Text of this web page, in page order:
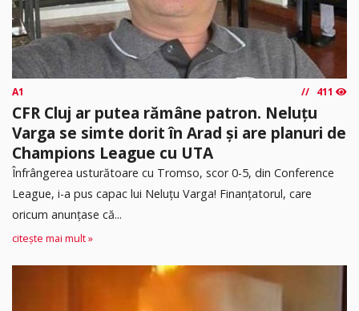
A1 411
CFR Cluj ar putea rămâne patron. Neluțu
Varga se simte dorit în Arad și are planuri de
Champions League cu UTA
Înfrângerea usturătoare cu Tromso, scor 0-5, din Conference
League, i-a pus capac lui Neluțu Varga! Finanțatorul, care
oricum anunțase că...
citește mai mult »